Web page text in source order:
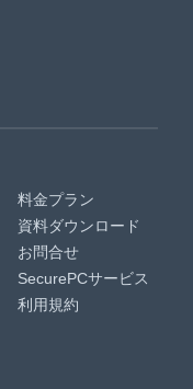
料金プラン
資料ダウンロード
お問合せ
SecurePCサービス
利用規約